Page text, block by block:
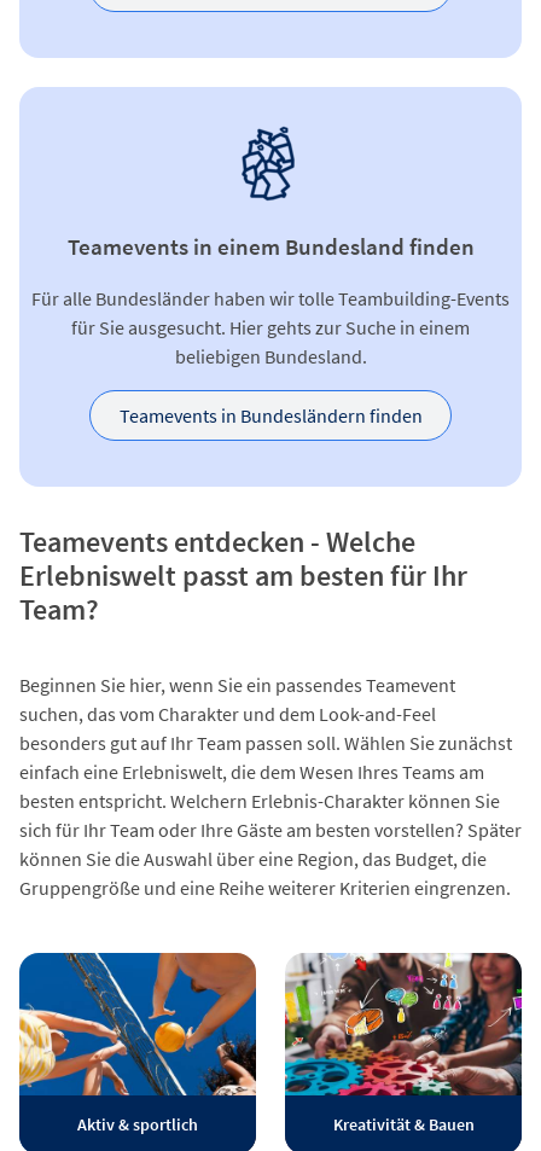
Teamevents in einem Bundesland finden
Für alle Bundesländer haben wir tolle Teambuilding-Events
für Sie ausgesucht. Hier gehts zur Suche in einem
beliebigen Bundesland.
Teamevents in Bundesländern finden
Teamevents entdecken - Welche
Erlebniswelt passt am besten für Ihr
Team?
Beginnen Sie hier, wenn Sie ein passendes Teamevent
suchen, das vom Charakter und dem Look-and-Feel
besonders gut auf Ihr Team passen soll. Wählen Sie zunächst
einfach eine Erlebniswelt, die dem Wesen Ihres Teams am
besten entspricht. Welchern Erlebnis-Charakter können Sie
sich für Ihr Team oder Ihre Gäste am besten vorstellen? Später
können Sie die Auswahl über eine Region, das Budget, die
Gruppengröße und eine Reihe weiterer Kriterien eingrenzen.
Aktiv & sportlich Kreativität & Bauen